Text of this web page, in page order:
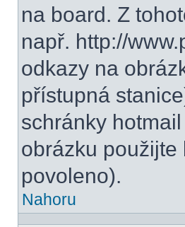
na board. Z
např. http://
odkazy na
přístupná
schránky
obrázku
povoleno).
Nahoru